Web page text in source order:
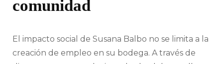
comunidad
El impacto social de Susana Balbo no se limita a la
creación de empleo en su bodega. A través de